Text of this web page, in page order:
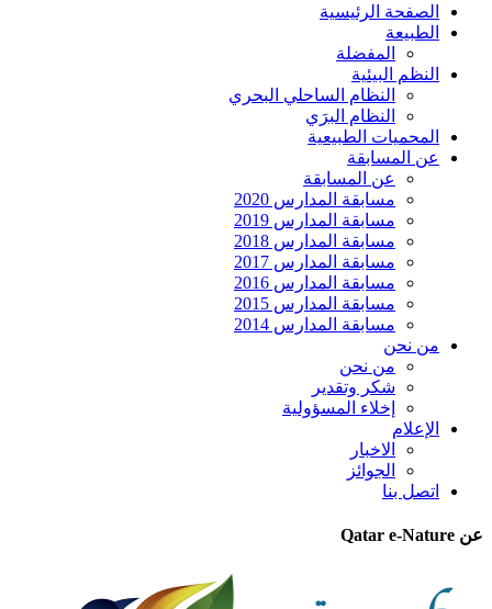
الصفحة الرئيسية
الطبيعة
المفضلة
النظم البيئية
النظام الساحلي البحري
النظام البرَي
المحميات الطبيعية
عن المسابقة
عن المسابقة
مسابقة المدارس 2020
مسابقة المدارس 2019
مسابقة المدارس 2018
مسابقة المدارس 2017
مسابقة المدارس 2016
مسابقة المدارس 2015
مسابقة المدارس 2014
من نحن
من نحن
شكر وتقدير
إخلاء المسؤولية
الإعلام
الاخبار
الجوائز
اتصل بنا
عن Qatar e-Nature